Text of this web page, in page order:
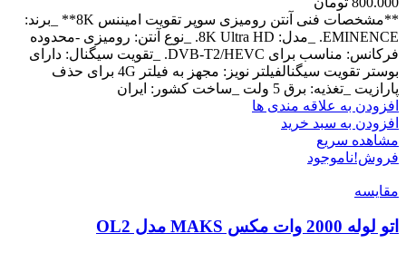
**مشخصات فنی آنتن رومیزی سوپر تقویت امیننس 8K** _برند:
EMINENCE. _مدل: 8K Ultra HD. _نوع آنتن: رومیزی -محدوده
فرکانس: مناسب برای DVB-T2/HEVC. _تقویت سیگنال: دارای
بوستر تقویت سیگنالفیلتر نویز: مجهز به فیلتر 4G برای حذف
پارازیت _تغذیه: برق 5 ولت _ساخت کشور: ایران
افزودن به علاقه مندی ها
افزودن به سبد خرید
مشاهده سریع
فروش!ناموجود
مقایسه
اتو لوله 2000 وات مکس MAKS مدل OL2